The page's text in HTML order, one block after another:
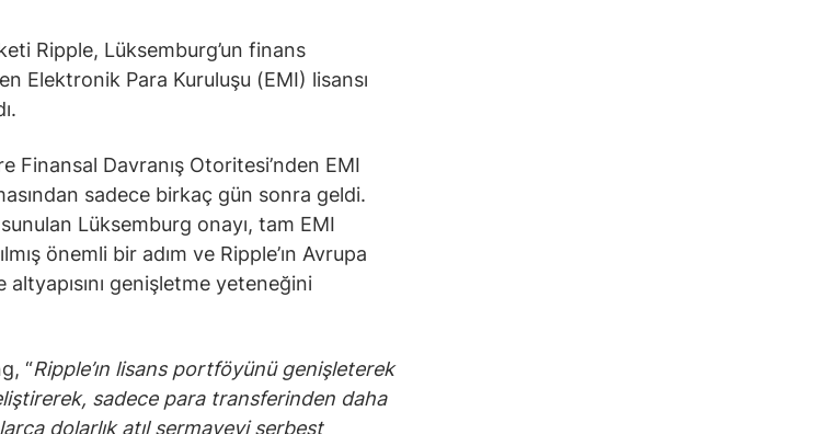
Ripple, Lüksemburg’un finans
Elektronik Para Kuruluşu (EMI) lisansı
Finansal Davranış Otoritesi’nden EMI
sadece birkaç gün sonra geldi.
Lüksemburg onayı, tam EMI
önemli bir adım ve Ripple’ın Avrupa
altyapısını genişletme yeteneğini
“Ripple’ın lisans portföyünü genişleterek
sadece para transferinden daha
dolarlık atıl sermayeyi serbest